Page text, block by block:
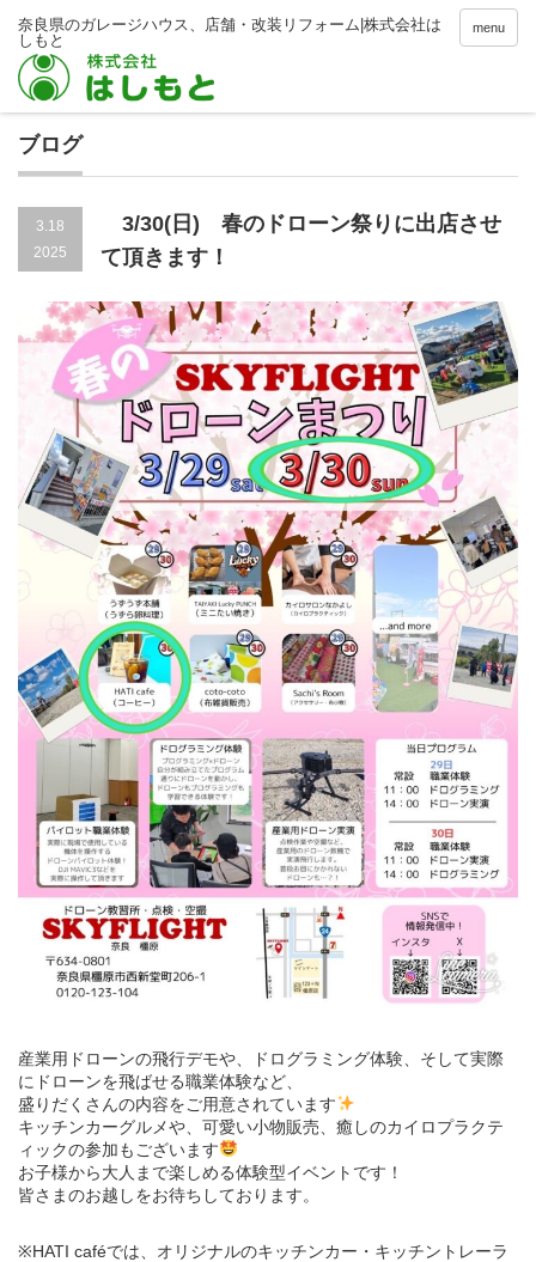
menu
ブログ
3.18
2025
3/30(日) 春のドローン祭りに出店させ
て頂きます！
産業用ドローンの飛行デモや、ドログラミング体験、そして実際
にドローンを飛ばせる職業体験など、
盛りだくさんの内容をご用意されています
キッチンカーグルメや、可愛い小物販売、癒しのカイロプラクテ
ィックの参加もございます
お子様から大人まで楽しめる体験型イベントです！
皆さまのお越しをお待ちしております。
※HATI caféでは、オリジナルのキッチンカー・キッチントレーラ